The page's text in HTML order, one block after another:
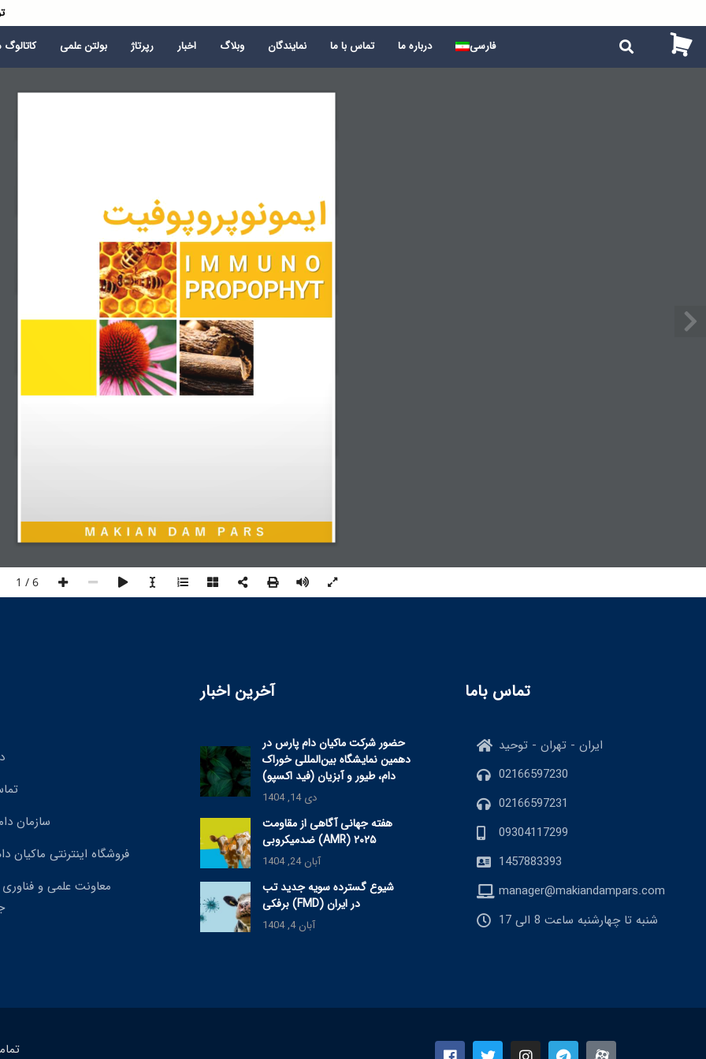
بولتن علمی رپرتاژ اخبار وبلاگ نمایندگان تماس با ما درباره ما فارسی
1 / 6
سازمان
فروشگاه اینترنتی ماکیان
معاونت علمی و
آخرین اخبار
حضور شرکت ماکیان دام پارس در
دهمین نمایشگاه بین‌المللی خوراک
دام، طیور و آبزیان (فید اکسپو)
دی 14, 1404
هفته جهانی آگاهی از مقاومت
ضدمیکروبی (AMR) ۲۰۲۵
آبان 24, 1404
شیوع گسترده سویه جدید تب
برفکی (FMD) در ایران
آبان 4, 1404
تماس باما
ایران - تهران - توحید
02166597230
02166597231
09304117299
1457883393
manager@makiandampars.com
شنبه تا چهارشنبه ساعت 8 الی 17